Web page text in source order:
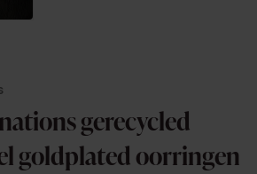
gerecycled
goldplated oorringen